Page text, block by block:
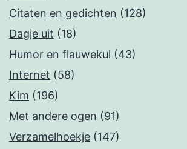
Citaten en gedichten (128)
Dagje uit (18)
Humor en flauwekul (43)
Internet (58)
Kim (196)
Met andere ogen (91)
Verzamelhoekje (147)